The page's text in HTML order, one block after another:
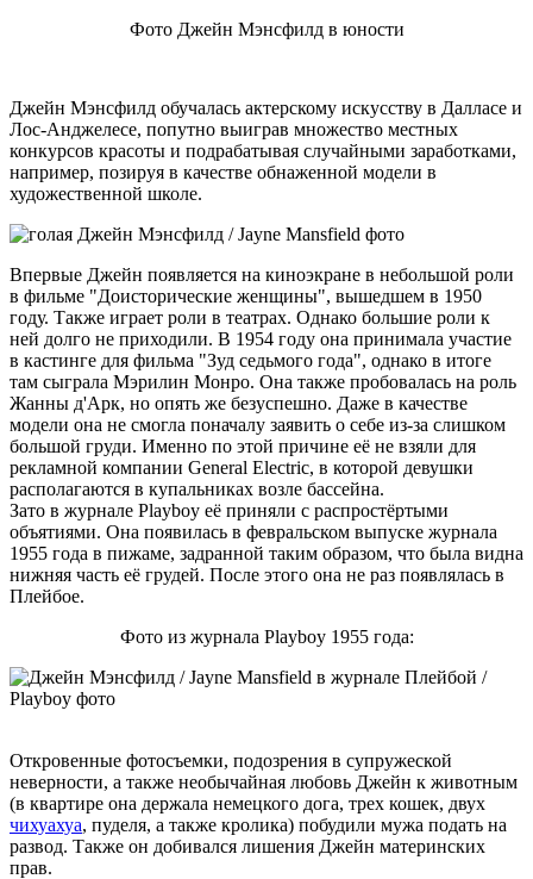
Фото Джейн Мэнсфилд в юности
Джейн Мэнсфилд обучалась актерскому искусству в Далласе и
Лос-Анджелесе, попутно выиграв множество местных
конкурсов красоты и подрабатывая случайными заработками,
например, позируя в качестве обнаженной модели в
художественной школе.
Впервые Джейн появляется на киноэкране в небольшой роли
в фильме "Доисторические женщины", вышедшем в 1950
году. Также играет роли в театрах. Однако большие роли к
ней долго не приходили. В 1954 году она принимала участие
в кастинге для фильма "Зуд седьмого года", однако в итоге
там сыграла Мэрилин Монро. Она также пробовалась на роль
Жанны д'Арк, но опять же безуспешно. Даже в качестве
модели она не смогла поначалу заявить о себе из-за слишком
большой груди. Именно по этой причине её не взяли для
рекламной компании General Electric, в которой девушки
располагаются в купальниках возле бассейна.
Зато в журнале Playboy её приняли с распростёртыми
объятиями. Она появилась в февральском выпуске журнала
1955 года в пижаме, задранной таким образом, что была видна
нижняя часть её грудей. После этого она не раз появлялась в
Плейбое.
Фото из журнала Playboy 1955 года:
Откровенные фотосъемки, подозрения в супружеской
неверности, а также необычайная любовь Джейн к животным
(в квартире она держала немецкого дога, трех кошек, двух
чихуахуа, пуделя, а также кролика) побудили мужа подать на
развод. Также он добивался лишения Джейн материнских
прав.